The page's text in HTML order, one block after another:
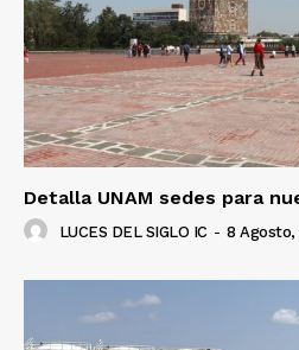
Detalla UNAM sedes para
LUCES DEL SIGLO IC - 8 Agosto,